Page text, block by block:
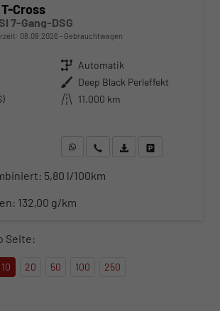
Cross
7-Gang-DSG
08.09.2026 Gebrauchtwagen
Getriebe Automatik
Außenfarbe Deep Black Perleffekt
Kilometerstand 11.000 km
WhatsApp anfragen
Wir rufen Sie anFahrzeugexposé (PDF)
5,80 l/100km
132,00 g/km
Seite:
10 20 50 100 250